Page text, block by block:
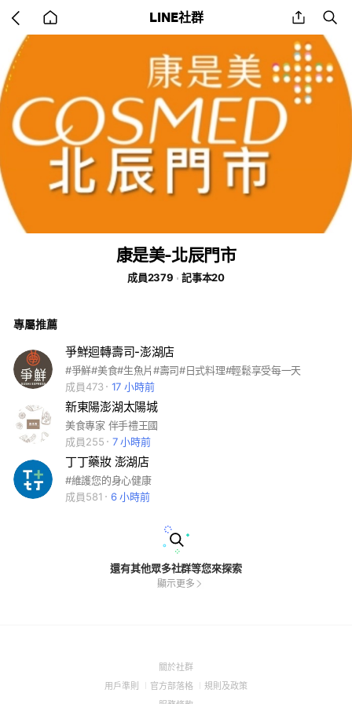
back
to
LINE社群 share
康是美-北辰門市
成員2379 記事本20
專屬推薦
爭鮮迴轉壽司-澎湖店
#爭鮮#美食#生魚片#壽司#日式料理#輕鬆享受每一天
成員473
17 小時前
新東陽澎湖太陽城
美食專家 伴手禮王國
成員255
7 小時前
丁丁藥妝 澎湖店
#維護您的身心健康
成員581
6 小時前
還有其他眾多社群等您來探索
顯示更多
關於社群(Open
用戶準則
(Open
官方部落格
(Open
規則及政策(Open